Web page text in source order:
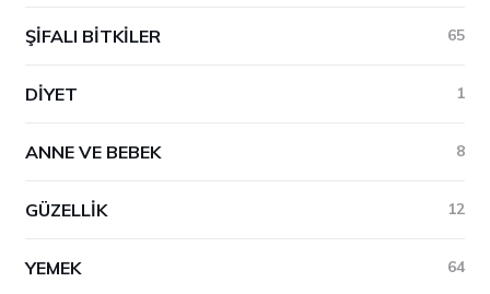
ŞIFALI BITKILER 65
DIYET 1
ANNE VE BEBEK 8
GÜZELLIK 12
YEMEK 64